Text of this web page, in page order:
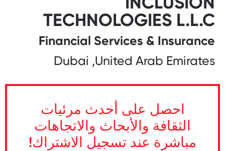
TECHNOLOGIES L.L.C
Financial Services & Insurance
Dubai ,United Arab Emirates
احصل على أحدث مرئيات
الثقافة والأبحاث والاتجاهات
مباشرة عند تسجيل الاشتراك!